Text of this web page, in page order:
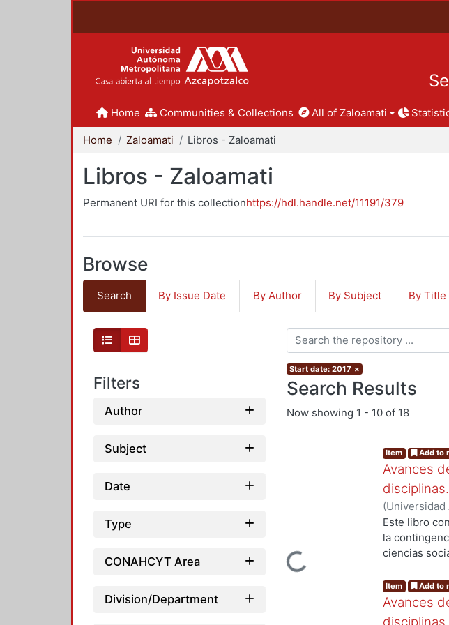
Home Communities & Collections All of Zaloamati
Home Zaloamati Libros - Zaloamati
Libros - Zaloamati
Permanent URI for this collectionhttps://hdl.handle.net/11191/379
Browse
Search By Issue Date By Author By Subject By Title
Filters
Author
Subject
Date
Type
CONAHCYT Area
Division/Department
Start date: 2017 ×
Search Results
Now showing 1 - 10 of 18
Loading...
Item Add to
Avances
(Universidad
Verónica
Hernández
Rodrigo Ivan
Orozco,
Rojo
Rivera
Este libro
la
ciencias
figuras
González y
una en los
Item Add to
Avances